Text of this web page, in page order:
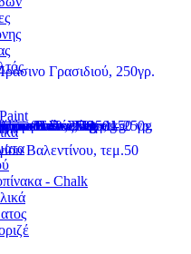
- Chalk